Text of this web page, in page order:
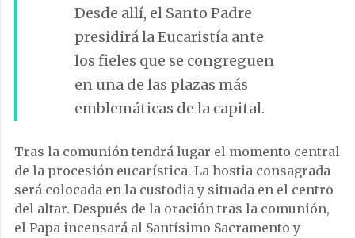
Desde allí, el Santo Padre
presidirá la Eucaristía ante
los fieles que se congreguen
en una de las plazas más
emblemáticas de la capital.
Tras la comunión tendrá lugar el momento central
de la procesión eucarística. La hostia consagrada
será colocada en la custodia y situada en el centro
del altar. Después de la oración tras la comunión,
el Papa incensará al Santísimo Sacramento y